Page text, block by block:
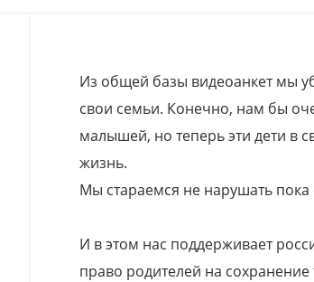
Из общей базы видеоанкет мы
свои семьи. Конечно, нам бы
малышей, но теперь эти дети в
жизнь.
Мы стараемся не нарушать
И в этом нас поддерживает
право родителей на сохранение